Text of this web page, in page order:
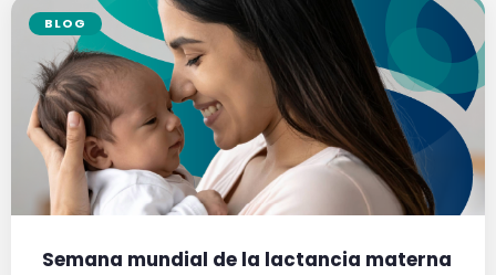
BLOG
Semana mundial de la lactancia materna